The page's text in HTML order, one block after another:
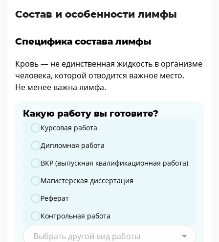
Состав и особенности лимфы
Специфика состава лимфы
Кровь — не единственная жидкость в организме
человека, которой отводится важное место.
Не менее важна лимфа.
Какую работу вы готовите?
Какую работу вы готовите?
Курсовая работа
Дипломная работа
ВКР (выпускная квалификационная работа)
Магистерская диссертация
Реферат
Контрольная работа
Выбрать другой вид работы